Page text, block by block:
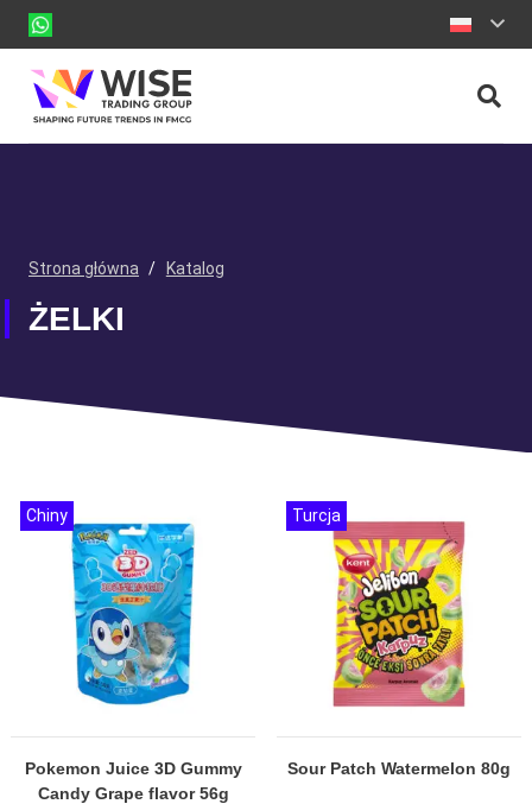
Strona główna / Katalog
ŻELKI
Pokemon Juice 3D Gummy
Candy Grape flavor 56g
Chiny
Sour Patch Watermelon 80g
Turcja